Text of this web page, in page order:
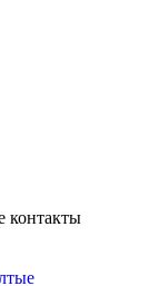
контакты